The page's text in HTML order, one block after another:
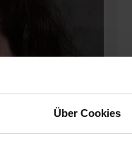
Über Cookies